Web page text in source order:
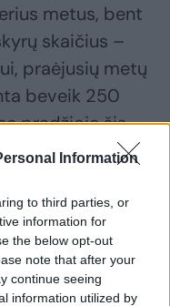
Information
to third parties, or
information for
the below opt-out
note that after your
continue seeing
information utilized by
metus, bent
skaičius –
praėjusių metų
beveik 250
pradžioje šis
per
skaičių taip
su Rusija, nes
itin sunku